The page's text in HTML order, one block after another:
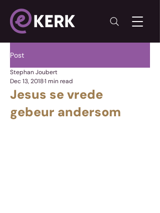
Post
Jesus se vrede
gebeur andersom
Stephan Joubert
Dec 13, 20181 min read